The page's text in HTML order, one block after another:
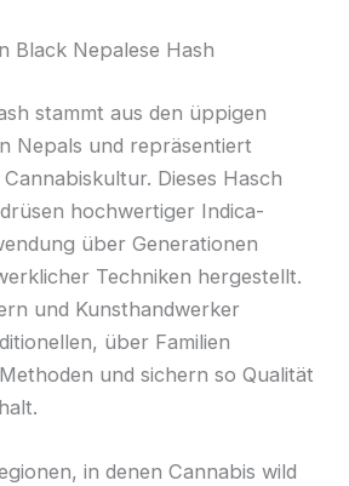
Black Nepalese Hash
stammt aus den üppigen
Nepals und repräsentiert
Dieses Hasch
hochwertiger Indica-
über Generationen
Techniken hergestellt.
und Kunsthandwerker
über Familien
und sichern so Qualität
in denen Cannabis wild